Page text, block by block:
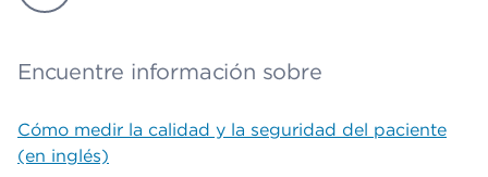
Encuentre información sobre
Cómo medir la calidad y la seguridad del paciente
(en inglés)